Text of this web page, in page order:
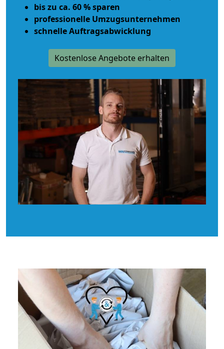
bis zu ca. 60 % sparen
professionelle Umzugsunternehmen
schnelle Auftragsabwicklung
Kostenlose Angebote erhalten